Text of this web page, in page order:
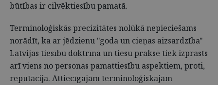
būtības ir cilvēktiesību pamatā.
Terminoloģiskās precizitātes nolūkā nepieciešams
norādīt, ka ar jēdzienu "goda un cieņas aizsardzība"
Latvijas tiesību doktrīnā un tiesu praksē tiek izprasts
arī viens no personas pamattiesību aspektiem, proti,
reputācija. Attiecīgajām terminoloģiskajām